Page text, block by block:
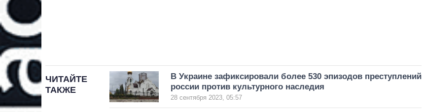
ЧИТАЙТЕ
ТАКЖЕ
В Украине зафиксировали более 530 эпизодов преступлений
россии против культурного наследия
28 сентября 2023, 05:57